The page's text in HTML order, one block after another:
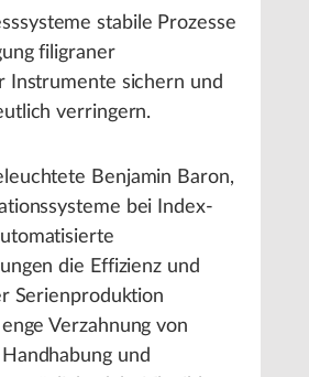
stabile Prozesse
filigraner
Instrumente sichern und
verringern.
Benjamin Baron,
bei Index-
die Effizienz und
Serienproduktion
Verzahnung von
und